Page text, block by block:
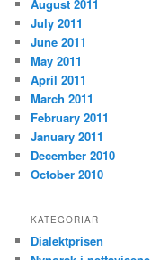
August 2011
July 2011
June 2011
May 2011
April 2011
March 2011
February 2011
January 2011
December 2010
October 2010
KATEGORIAR
Dialektprisen